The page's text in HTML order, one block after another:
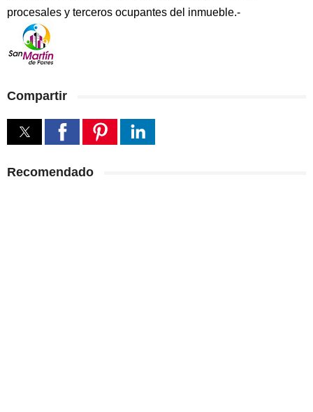
procesales y terceros ocupantes del inmueble.-
Compartir
Recomendado